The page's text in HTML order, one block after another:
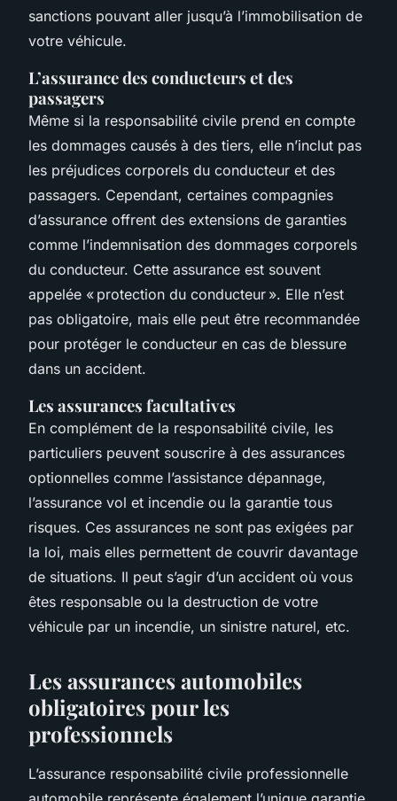
sanctions pouvant aller jusqu’à l’immobilisation de
votre véhicule.
L’assurance des conducteurs et des
passagers
Même si la responsabilité civile prend en compte
les dommages causés à des tiers, elle n’inclut pas
les préjudices corporels du conducteur et des
passagers. Cependant, certaines compagnies
d’assurance offrent des extensions de garanties
comme l’indemnisation des dommages corporels
du conducteur. Cette assurance est souvent
appelée « protection du conducteur ». Elle n’est
pas obligatoire, mais elle peut être recommandée
pour protéger le conducteur en cas de blessure
dans un accident.
Les assurances facultatives
En complément de la responsabilité civile, les
particuliers peuvent souscrire à des assurances
optionnelles comme l’assistance dépannage,
l’assurance vol et incendie ou la garantie tous
risques. Ces assurances ne sont pas exigées par
la loi, mais elles permettent de couvrir davantage
de situations. Il peut s’agir d’un accident où vous
êtes responsable ou la destruction de votre
véhicule par un incendie, un sinistre naturel, etc.
Les assurances automobiles
obligatoires pour les
professionnels
L’assurance responsabilité civile professionnelle